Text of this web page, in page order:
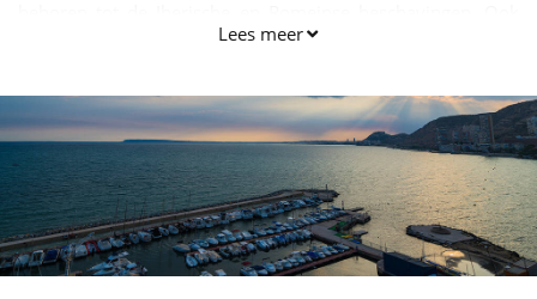
heeft de conserven van de site van de oude Lucentum.
Lees meer